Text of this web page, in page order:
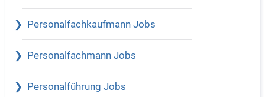
Personalfachkaufmann Jobs
Personalfachmann Jobs
Personalführung Jobs